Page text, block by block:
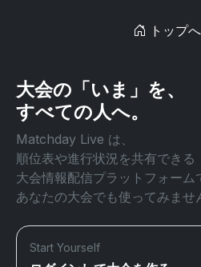
トップ
大会の「いま」を、
すべての人へ。
Matchday Live は、
順位表や進行状況を共有できる
大会情報配信プラットフォーム
あなたの大会でも使ってみませ
Start Yourself